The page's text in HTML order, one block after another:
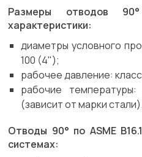
Размеры отводов
характеристики:
диаметры условного
100 (4");
рабочее давление:
рабочие
(зависит от марки стали).
Отводы 90° по ASME
системах: